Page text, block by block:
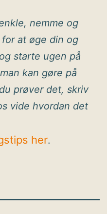
nemme og
at øge din og
starte ugen på
kan gøre på
prøver det, skriv
vide hvordan det
her.